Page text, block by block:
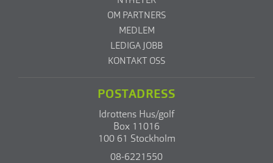
OM PARTNERS
MEDLEM
LEDIGA JOBB
KONTAKT OSS
POSTADRESS
Idrottens Hus/golf
Box 11016
100 61 Stockholm
08-6221550